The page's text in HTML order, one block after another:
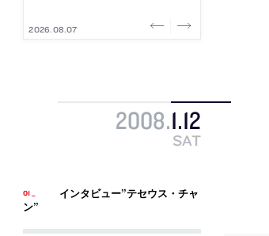
2026.08.07
2026.08.03
2026.08.03
2026.07.31
2026.07.30
2008.1.12
SAT
インタビュー”テセウス・チャ
ン”